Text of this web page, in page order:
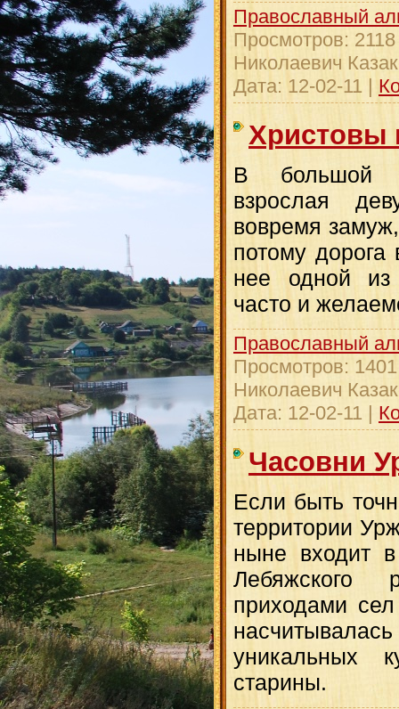
Православный
Просмотров: 2118
Николаевич
Дата: 12-02-11 |
Христовы
В большой
взрослая
вовремя
потому
нее одной
часто и
Православный
Просмотров: 1401
Николаевич
Дата: 12-02-11 |
Часовни
Если быть
территории
ныне входит
Лебяжского
приходами
уникальных
старины.